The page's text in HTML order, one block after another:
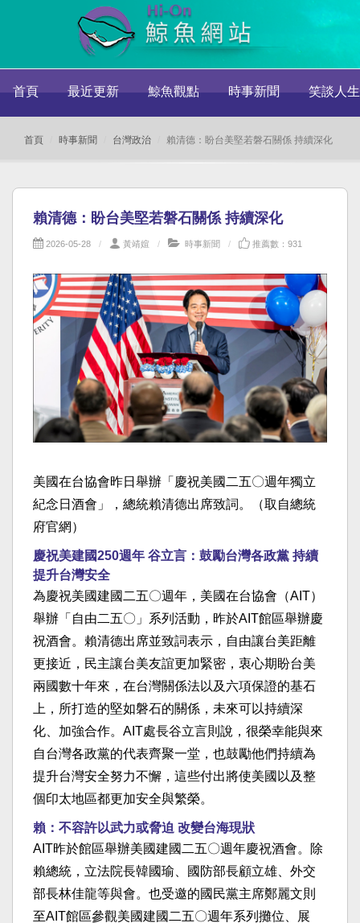
首頁 最近更新 鯨魚觀點 時事新聞 笑談人生
首頁 時事新聞 台灣政治 賴清德：盼台美堅若磐石關係 持續深化
賴清德：盼台美堅若磐石關係 持續深化
2026-05-28 黃靖媗 時事新聞 推薦數：931
美國在台協會昨日舉辦「慶祝美國二五〇週年獨立
紀念日酒會」，總統賴清德出席致詞。（取自總統
府官網）
慶祝美建國250週年 谷立言：鼓勵台灣各政黨 持續
提升台灣安全
為慶祝美國建國二五〇週年，美國在台協會（AIT）
舉辦「自由二五〇」系列活動，昨於AIT館區舉辦慶
祝酒會。賴清德出席並致詞表示，自由讓台美距離
更接近，民主讓台美友誼更加緊密，衷心期盼台美
兩國數十年來，在台灣關係法以及六項保證的基石
上，所打造的堅如磐石的關係，未來可以持續深
化、加強合作。AIT處長谷立言則說，很榮幸能與來
自台灣各政黨的代表齊聚一堂，也鼓勵他們持續為
提升台灣安全努力不懈，這些付出將使美國以及整
個印太地區都更加安全與繁榮。
賴：不容許以武力或脅迫 改變台海現狀
AIT昨於館區舉辦美國建國二五〇週年慶祝酒會。除
賴總統，立法院長韓國瑜、國防部長顧立雄、外交
部長林佳龍等與會。也受邀的國民黨主席鄭麗文則
至AIT館區參觀美國建國二五〇週年系列攤位、展